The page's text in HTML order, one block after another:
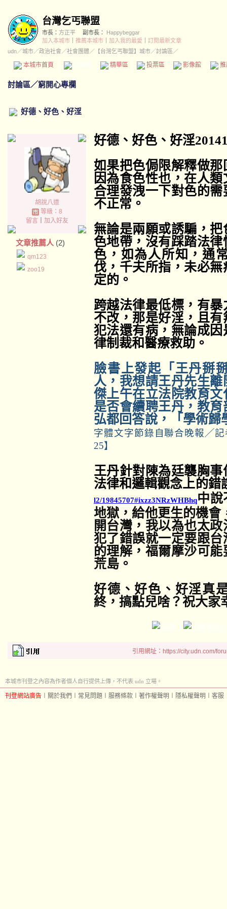
台灣乞丐聯盟
市長： 方正平 副市長：
Happybeggar
加入本城市
推薦本城市 加入我的最愛
訂閱最新文章
udn／城市／政治社會 ／社會團體／ 【台灣乞丐聯盟】城市／討論區／
本城市首頁 精華區 投票區 影像館
討論區／窮開心專欄
好德、好色、好淫
胡說八道
等級：8
留言｜ 加入好友
文章推薦人 (2)
qm123
zoo19
好德、好色、好淫
如果把色侷限解釋做
因為食色性也，在人
合理發洩一下對色的
不正常。
無論是兩願或誘騙，
色地帶，沒有踩踏法
色，如為人所知，通
伐，千夫所指，未必
定的。
跨越法律最低標，有
不改，那是好淫，且
犯法還有病，無論成
律制裁和醫療救助。
臉書上發起「王丹掰
人，我想請王丹先生
傑上午在立法院教育
是否會續聘王丹，教
弘都回答說，「學術歸
字體文字節錄自聯合晚報 ╱記
25】
王丹針對陳為廷襲胸
法律和邏輯觀念上的錯
l2/19845707#ixzz3NRzWHBhq中說
地獄，給他更生的機會
開台灣，我以為也太政
犯了錯誤就一定要跟
的理解，福爾摩沙可
荒島。
好德、好色、好淫真
終，搞點兒啥？祝大家
引用網址：https://city.udn.com/
本城市刊登之內容為作者個人自行提供上傳，不代表 udn 立場。
刊登網站廣告 關於我們 常見問題 服務條款 著作權聲明 隱私權聲明 客服